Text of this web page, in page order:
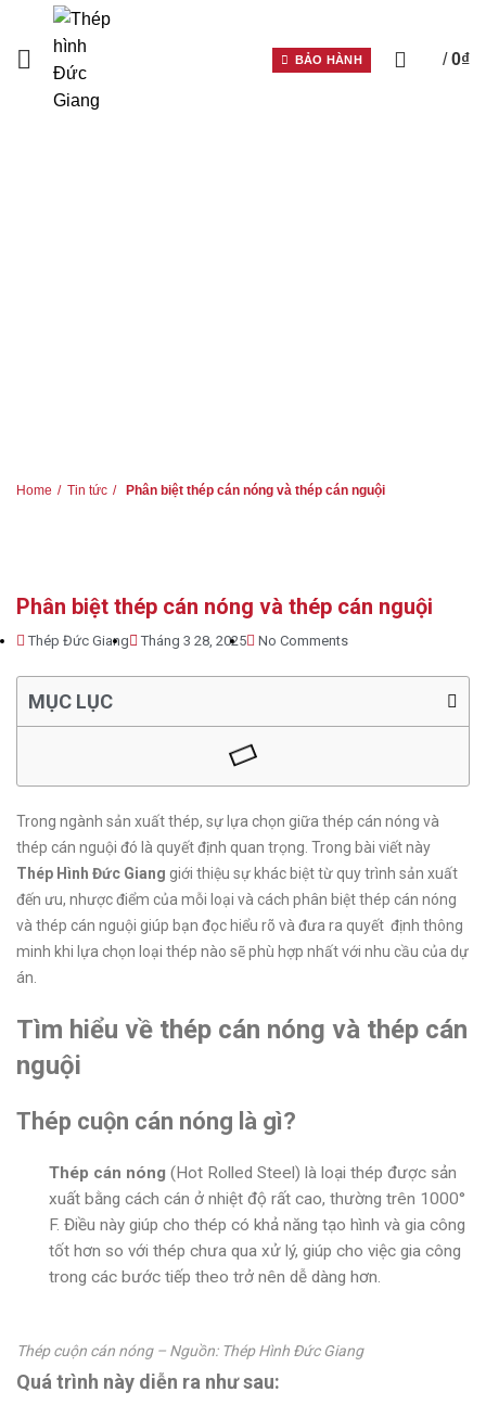
BẢO HÀNH / 0₫
Home Tin tức Phân biệt thép cán nóng và thép cán nguội
Phân biệt thép cán nóng và thép cán nguội
Thép Đức Giang Tháng 3 28, 2025 No Comments
MỤC LỤC
Trong ngành sản xuất thép, sự lựa chọn giữa thép cán nóng và
thép cán nguội đó là quyết định quan trọng. Trong bài viết này
Thép Hình Đức Giang giới thiệu sự khác biệt từ quy trình sản xuất
đến ưu, nhược điểm của mỗi loại và cách phân biệt thép cán nóng
và thép cán nguội giúp bạn đọc hiểu rõ và đưa ra quyết định thông
minh khi lựa chọn loại thép nào sẽ phù hợp nhất với nhu cầu của dự
án.
Tìm hiểu về thép cán nóng và thép cán
nguội
Thép cuộn cán nóng là gì?
Thép cán nóng (Hot Rolled Steel) là loại thép được sản
xuất bằng cách cán ở nhiệt độ rất cao, thường trên 1000°
F. Điều này giúp cho thép có khả năng tạo hình và gia công
tốt hơn so với thép chưa qua xử lý, giúp cho việc gia công
trong các bước tiếp theo trở nên dễ dàng hơn.
Thép cuộn cán nóng – Nguồn: Thép Hình Đức Giang
Quá trình này diễn ra như sau: